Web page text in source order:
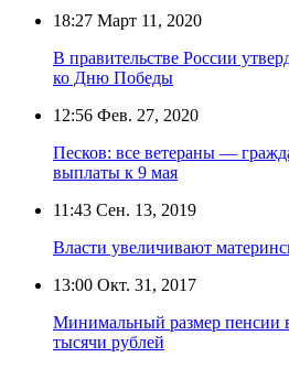
18:27 Март 11, 2020
В правительстве России
ко Дню Победы
12:56 Фев. 27, 2020
Песков: все ветераны —
выплаты к 9 мая
11:43 Сен. 13, 2019
Власти увеличивают
13:00 Окт. 31, 2017
Минимальный размер пенсии
тысячи рублей